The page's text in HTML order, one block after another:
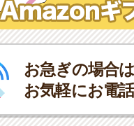
お急ぎの場合は
お気軽にお電